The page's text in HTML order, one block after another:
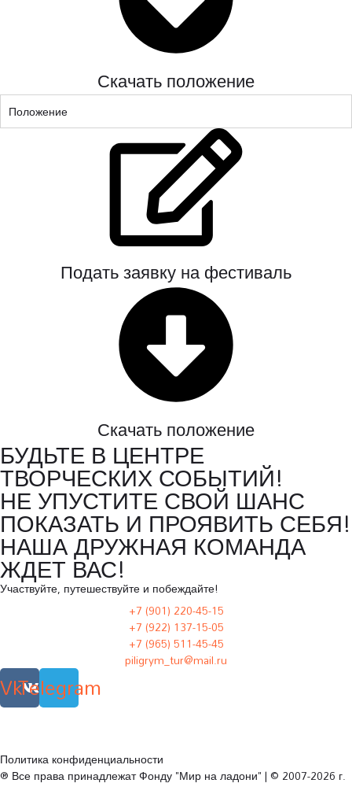
Скачать положение
Положение
Подать заявку на фестиваль
Скачать положение
БУДЬТЕ В ЦЕНТРЕ
ТВОРЧЕСКИХ СОБЫТИЙ!
НЕ УПУСТИТЕ СВОЙ ШАНС
ПОКАЗАТЬ И ПРОЯВИТЬ СЕБЯ!
НАША ДРУЖНАЯ КОМАНДА
ЖДЕТ ВАС!
Участвуйте, путешествуйте и побеждайте!
+7 (901) 220-45-15
+7 (922) 137-15-05
+7 (965) 511-45-45
piligrym_tur@mail.ru
VkTelegram
Политика конфиденциальности
® Все права принадлежат Фонду "Мир на ладони" | © 2007-2026 г.